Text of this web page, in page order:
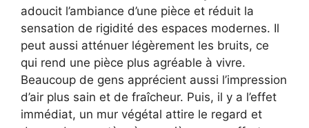
adoucit l’ambiance d’une pièce et réduit la
sensation de rigidité des espaces modernes. Il
peut aussi atténuer légèrement les bruits, ce
qui rend une pièce plus agréable à vivre.
Beaucoup de gens apprécient aussi l’impression
d’air plus sain et de fraîcheur. Puis, il y a l’effet
immédiat, un mur végétal attire le regard et